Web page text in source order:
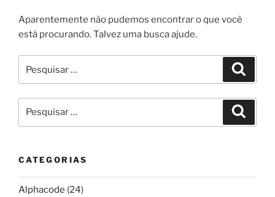
Aparentemente não pudemos encontrar o que você
está procurando. Talvez uma busca ajude.
por:
por:
CATEGORIAS
Alphacode (24)